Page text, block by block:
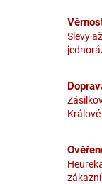
Slevy